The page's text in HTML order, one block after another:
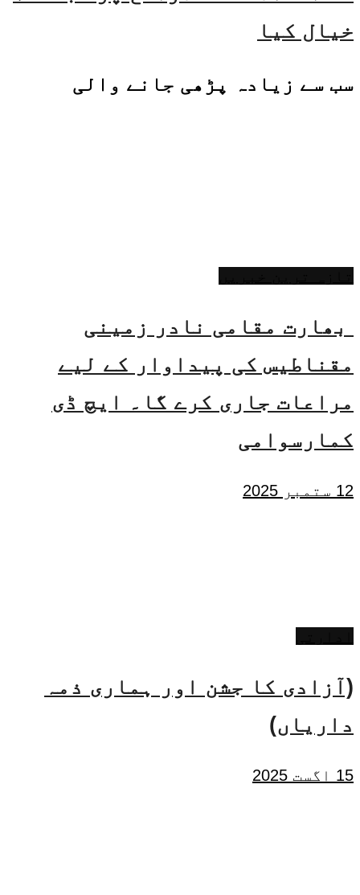
خیال کیا
سب سے زیادہ پڑھی جانے والی
بھارت مقامی نادر زمینی
مقناطیس کی پیداوار کے لیے
مراعات جاری کرے گا۔ ایچ ڈی
کمارسوامی
12 ستمبر 2025
(آزادی کا جشن اور ہماری ذمہ
داریاں)
15 اگست 2025